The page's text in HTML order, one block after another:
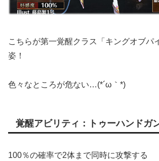
こちらが第一覚醒クラス「キングオブパ
姿！
色々なところが危ない…(*´ω｀*)
覚醒アビリティ：トゥーハンドガ
100％の確率で2体まで同時に攻撃する